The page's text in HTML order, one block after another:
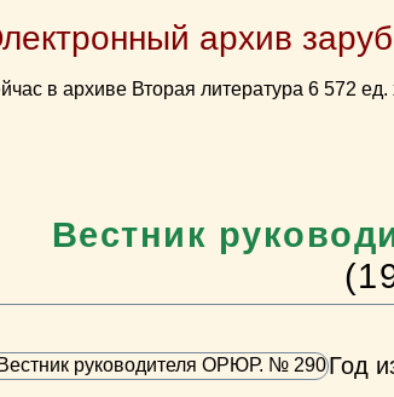
архив
в архиве Вторая литература 6 572 ед.
Вестник
Год